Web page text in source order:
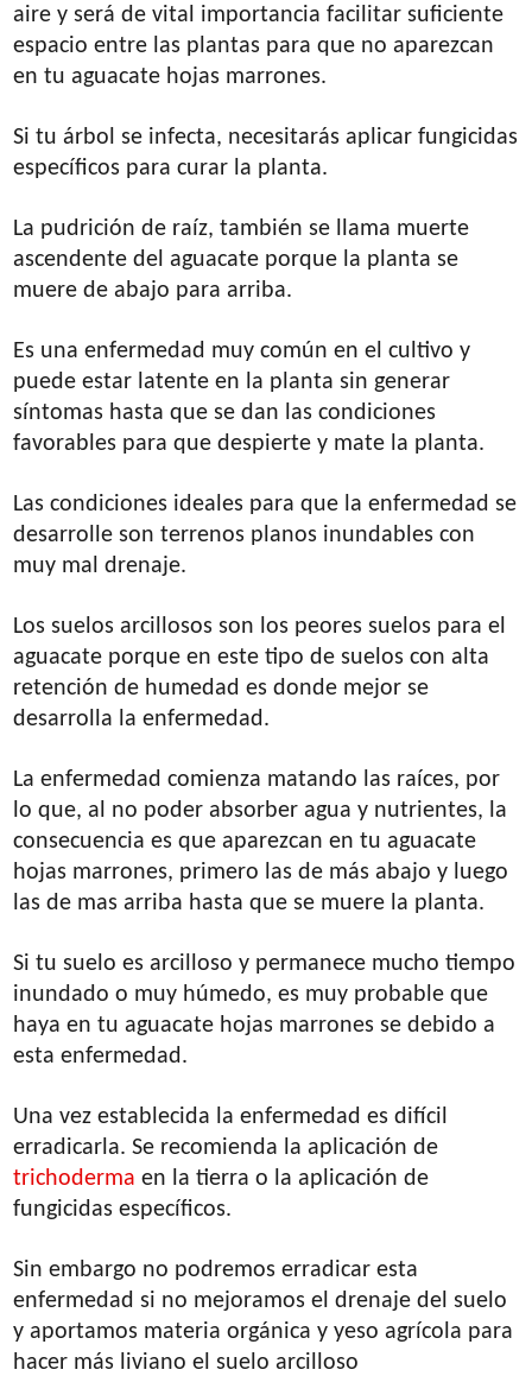
aire y será de vital importancia facilitar suficiente
espacio entre las plantas para que no aparezcan
en tu aguacate hojas marrones.
Si tu árbol se infecta, necesitarás aplicar fungicidas
específicos para curar la planta.
La pudrición de raíz, también se llama muerte
ascendente del aguacate porque la planta se
muere de abajo para arriba.
Es una enfermedad muy común en el cultivo y
puede estar latente en la planta sin generar
síntomas hasta que se dan las condiciones
favorables para que despierte y mate la planta.
Las condiciones ideales para que la enfermedad se
desarrolle son terrenos planos inundables con
muy mal drenaje.
Los suelos arcillosos son los peores suelos para el
aguacate porque en este tipo de suelos con alta
retención de humedad es donde mejor se
desarrolla la enfermedad.
La enfermedad comienza matando las raíces, por
lo que, al no poder absorber agua y nutrientes, la
consecuencia es que aparezcan en tu aguacate
hojas marrones, primero las de más abajo y luego
las de mas arriba hasta que se muere la planta.
Si tu suelo es arcilloso y permanece mucho tiempo
inundado o muy húmedo, es muy probable que
haya en tu aguacate hojas marrones se debido a
esta enfermedad.
Una vez establecida la enfermedad es difícil
erradicarla. Se recomienda la aplicación de
trichodermaen la tierra o la aplicación de
fungicidas específicos.
Sin embargo no podremos erradicar esta
enfermedad si no mejoramos el drenaje del suelo
y aportamos materia orgánica y yeso agrícola para
hacer más liviano el suelo arcilloso